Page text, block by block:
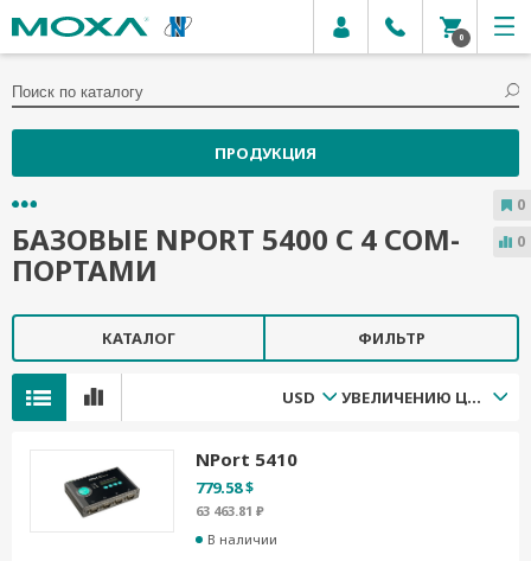
0
ПРОДУКЦИЯ
БАЗОВЫЕ NPORT 5400 С 4 СОМ-
ПОРТАМИ
КАТАЛОГ ФИЛЬТР
USD УВЕЛИЧЕНИЮ ЦЕНЫ
NPort 5410
779.58 $
63 463.81 ₽
В наличии
0
0